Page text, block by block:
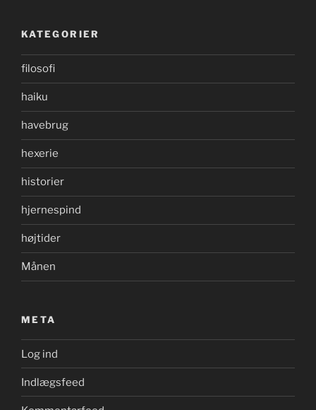
KATEGORIER
filosofi
haiku
havebrug
hexerie
historier
hjernespind
højtider
Månen
META
Log ind
Indlægsfeed